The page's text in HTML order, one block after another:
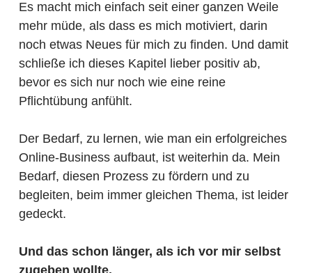
Es macht mich einfach seit einer ganzen Weile
mehr müde, als dass es mich motiviert, darin
noch etwas Neues für mich zu finden. Und damit
schließe ich dieses Kapitel lieber positiv ab,
bevor es sich nur noch wie eine reine
Pflichtübung anfühlt.
Der Bedarf, zu lernen, wie man ein erfolgreiches
Online-Business aufbaut, ist weiterhin da. Mein
Bedarf, diesen Prozess zu fördern und zu
begleiten, beim immer gleichen Thema, ist leider
gedeckt.
Und das schon länger, als ich vor mir selbst
zugeben wollte.